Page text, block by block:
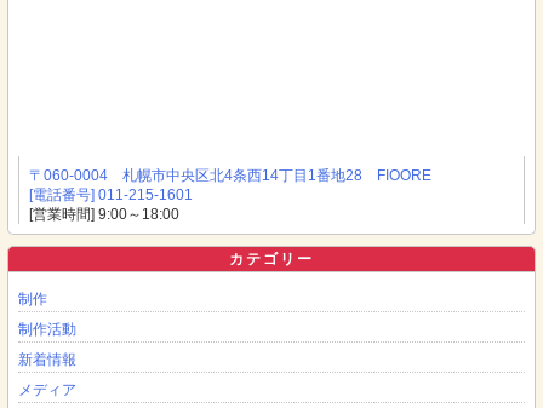
〒060-0004 札幌市中央区北4条西14丁目1番地28 FIOORE
[電話番号] 011-215-1601
[営業時間] 9:00～18:00
カテゴリー
制作
制作活動
新着情報
メディア